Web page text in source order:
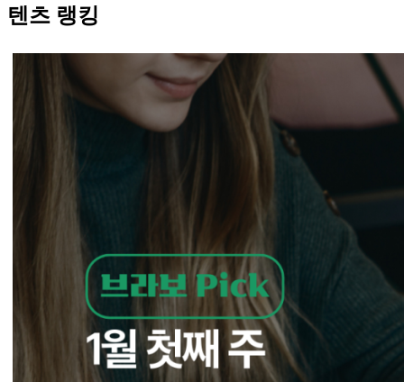
텐츠 랭킹